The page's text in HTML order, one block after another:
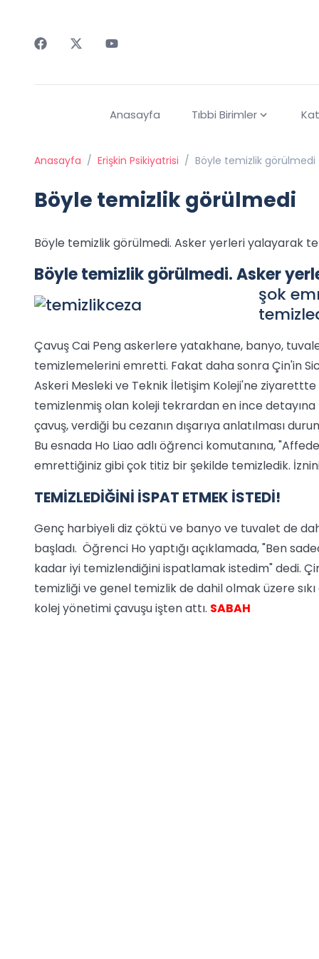
Anasayfa Tıbbi Birimler
Anasayfa / Erişkin Psikiyatrisi / Böyle temizlik görülmedi
Böyle temizlik görülmedi
Böyle temizlik görülmedi. Asker yerleri yalayarak
Böyle temizlik görülmedi. Asker
şok
Çavuş Cai Peng askerlere yatakhane, banyo,
temizlemelerini emretti. Fakat daha sonra Çin'in
Askeri Mesleki ve Teknik İletişim Koleji'ne
temizlenmiş olan koleji tekrardan en ince
çavuş, verdiği bu cezanın dışarıya anlatılması
Bu esnada Ho Liao adlı öğrenci komutanına,
emrettiğiniz gibi çok titiz bir şekilde temizledik.
TEMİZLEDİĞİNİ İSPAT ETMEK İSTEDİ!
Genç harbiyeli diz çöktü ve banyo ve tuvalet de
başladı. Öğrenci Ho yaptığı açıklamada, "Ben
kadar iyi temizlendiğini ispatlamak istedim" dedi.
temizliği ve genel temizlik de dahil olmak üzere
kolej yönetimi çavuşu işten attı. SABAH